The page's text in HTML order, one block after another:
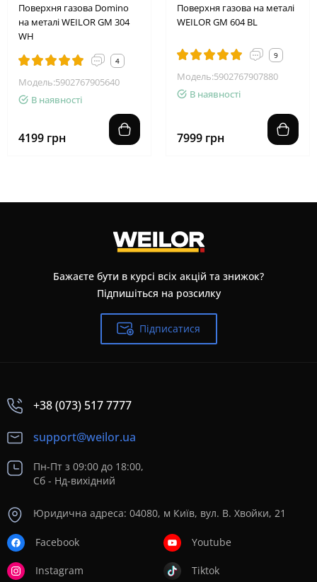
Поверхня газова Domino
на металі WEILOR GM 304
WH
4
Модель:5902767905640
В наявності
4199 грн
Поверхня газова на металі
WEILOR GM 604 BL
9
Модель:5902767907880
В наявності
7999 грн
Бажаєте бути в курсі всіх акцій та знижок?
Підпишіться на розсилку
Підписатися
+38 (073) 517 7777
support@weilor.ua
Пн-Пт з 09:00 до 18:00,
Сб - Нд-вихідний
Юридична адреса: 04080, м Київ, вул. В. Хвойки, 21
Facebook
Instagram
Youtube
Tiktok